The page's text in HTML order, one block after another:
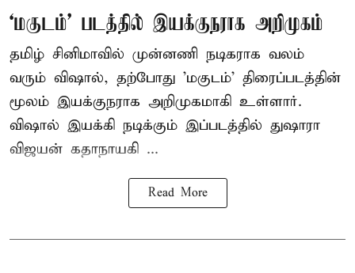
‘மகுடம்’ படத்தில் இயக்குநராக அறிமுகம்
தமிழ் சினிமாவில் முன்னணி நடிகராக வலம்
வரும் விஷால், தற்போது 'மகுடம்' திரைப்படத்தின்
மூலம் இயக்குநராக அறிமுகமாகி உள்ளார்.
விஷால் இயக்கி நடிக்கும் இப்படத்தில் துஷாரா
விஜயன் கதாநாயகி ...
Read More